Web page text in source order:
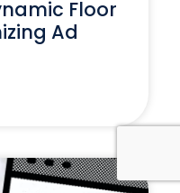
Floor
Ad